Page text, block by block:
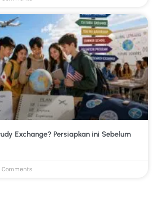
Exchange? Persiapkan ini Sebelum
Comments